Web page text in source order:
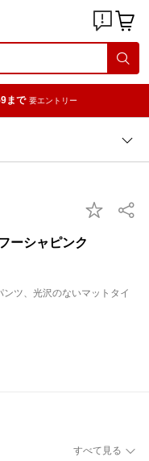
まで 要エントリー
ーシャピンク
ツ、光沢のないマットタイ
すべて見る